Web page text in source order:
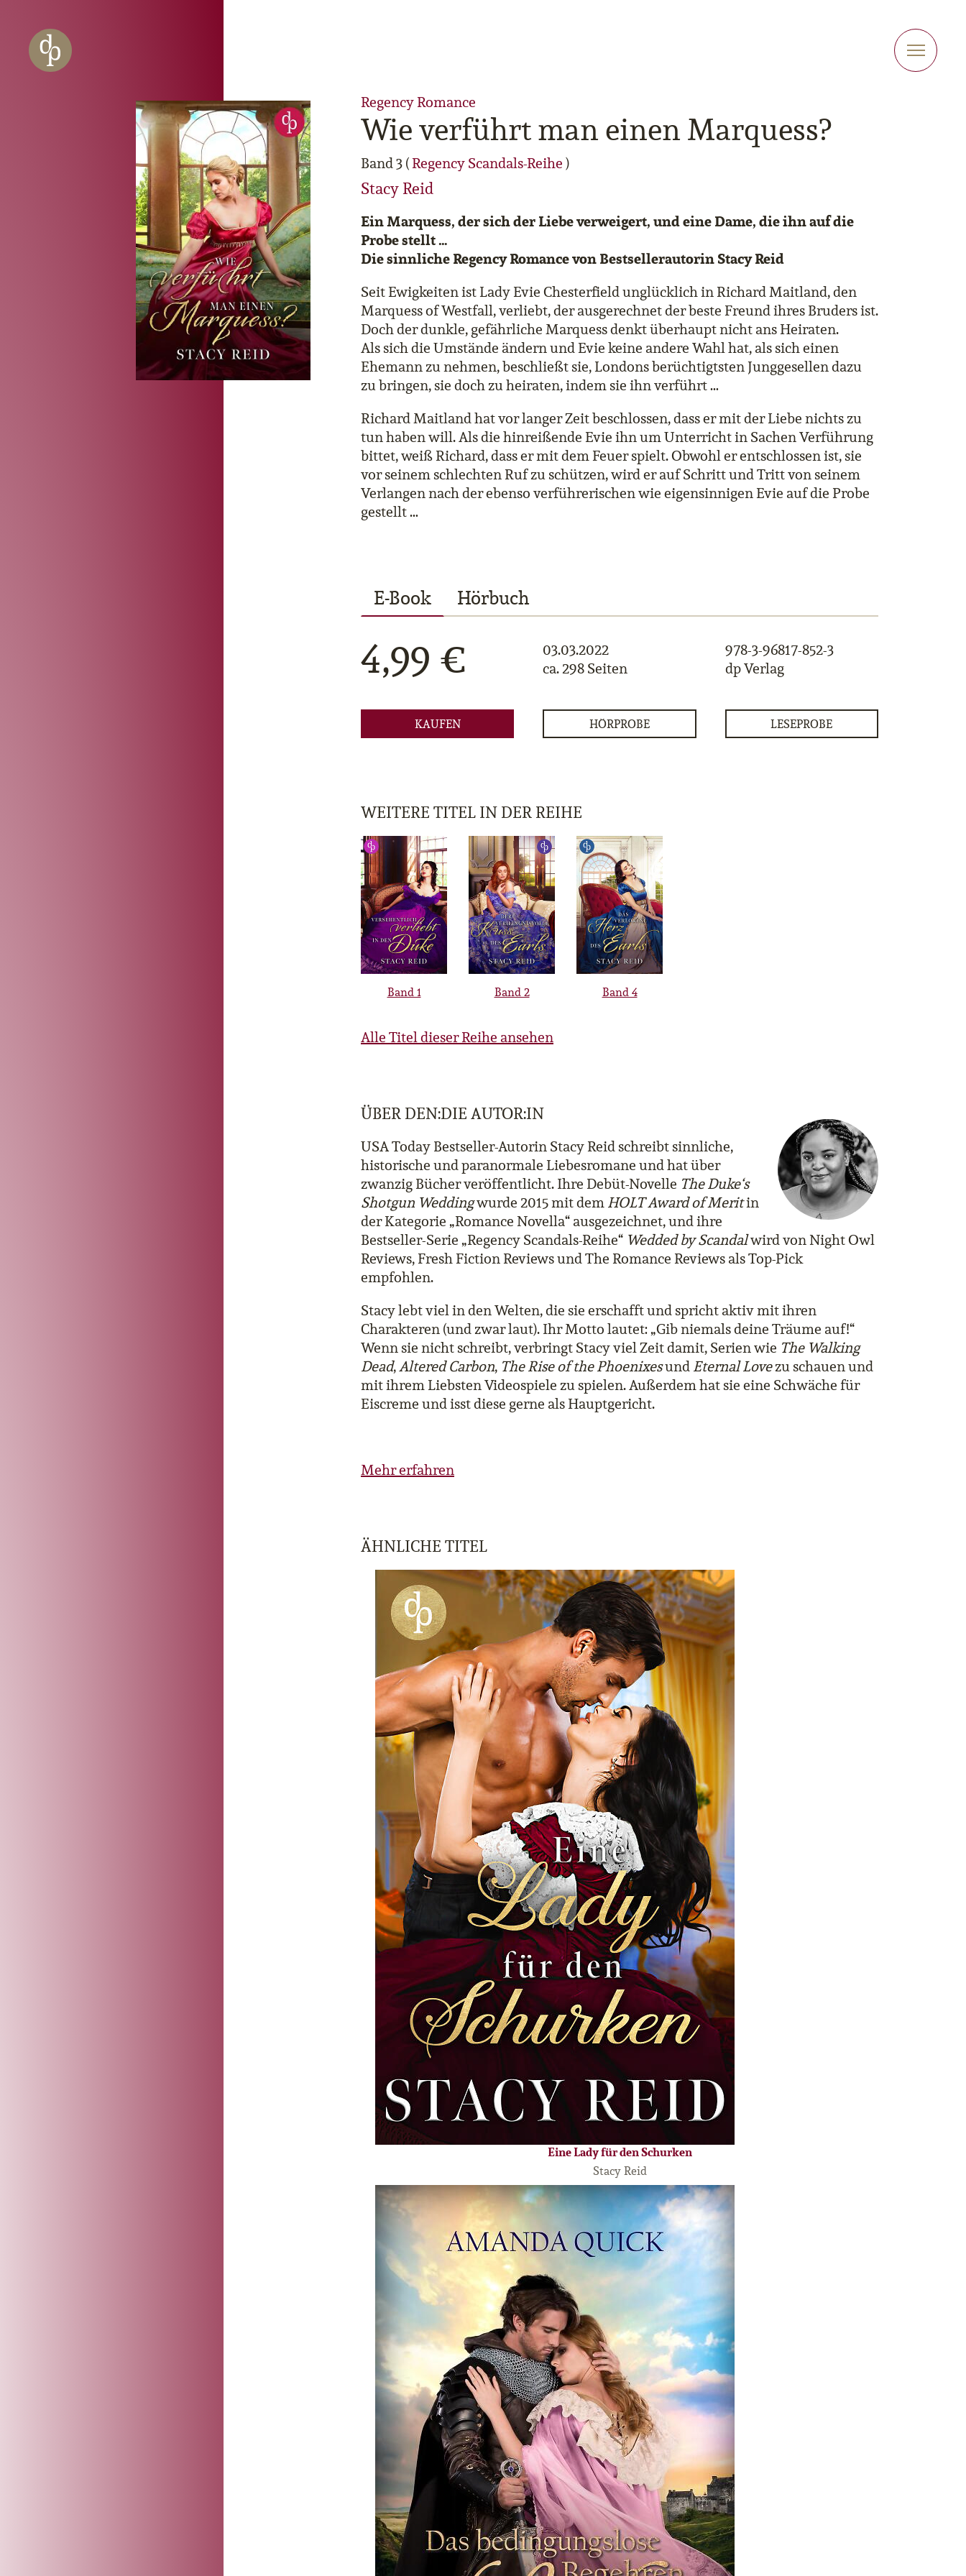
Zur Navigation springen
Zur Website-Suche springen
Wie verführt man einen Marquess?
Band 3 (Regency Scandals-Reihe)
Stacy Reid
Regency Romance
Ein Marquess, der sich der Liebe verweigert, und eine Dame, die ihn auf die
Probe stellt …
Die sinnliche Regency Romance von Bestsellerautorin Stacy Reid
Seit Ewigkeiten istLady Evie Chesterfieldunglücklich inRichard Maitland, den
Marquess of Westfall, verliebt, der ausgerechnet der besteFreund ihres Bruders ist.
Doch der dunkle, gefährliche Marquess denkt überhaupt nicht ans Heiraten.
Als sich die Umstände ändern und Evie keine andere Wahl hat, als sich einen
Ehemann zu nehmen, beschließt sie, Londons berüchtigtsten Junggesellen dazu
zu bringen, sie doch zu heiraten, indem sie ihn verführt …
Richard Maitland hat vor langer Zeit beschlossen, dass er mit der Liebe nichts zu
tun haben will. Als die hinreißende Evie ihn um Unterricht in Sachen Verführung
bittet, weiß Richard, dass er mit dem Feuer spielt. Obwohl er entschlossen ist, sie
vor seinem schlechten Ruf zu schützen, wird er auf Schritt und Tritt von seinem
Verlangen nach der ebenso verführerischen wie eigensinnigen Evie auf die Probe
gestellt …
E-Book Hörbuch
4,99 €
03.03.2022
ca. 298 Seiten
978-3-96817-852-3
dp Verlag
KAUFEN HÖRPROBE LESEPROBE
WEITERE TITEL IN DER REIHE
Band 1 Band 2 Band 4
Alle Titel dieser Reihe ansehen
ÜBER DEN:DIE AUTOR:IN
USA Today Bestseller-Autorin Stacy Reid schreibt sinnliche,
historische und paranormale Liebesromane und hat über
zwanzig Bücher veröffentlicht. Ihre Debüt-Novelle The Duke‘s
Shotgun Weddingwurde 2015 mit demHOLT Award of Meritin
der Kategorie „Romance Novella“ ausgezeichnet, und ihre
Bestseller-Serie „Regency Scandals-Reihe“ Wedded by Scandalwird von Night Owl
Reviews, Fresh Fiction Reviews und The Romance Reviews als Top-Pick
empfohlen.
Stacy lebt viel in den Welten, die sie erschafft und spricht aktiv mit ihren
Charakteren (und zwar laut). Ihr Motto lautet: „Gib niemals deine Träume auf!“
Wenn sie nicht schreibt, verbringt Stacy viel Zeit damit, Serien wie The Walking
Dead,Altered Carbon, The Rise of the PhoenixesundEternal Lovezu schauen und
mit ihrem Liebsten Videospiele zu spielen. Außerdem hat sie eine Schwäche für
Eiscreme und isst diese gerne als Hauptgericht.
Mehr erfahren
ÄHNLICHE TITEL
Eine Lady für den Schurken
Stacy Reid